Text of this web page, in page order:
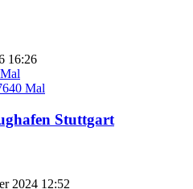
16:26
Mal
Stuttgart
2024 12:52